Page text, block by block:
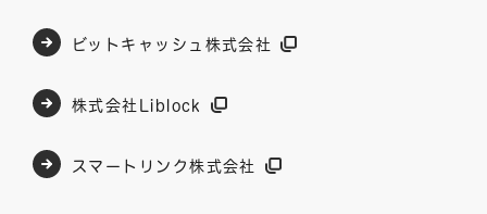
ビットキャッシュ株式会社
株式会社Liblock
スマートリンク株式会社